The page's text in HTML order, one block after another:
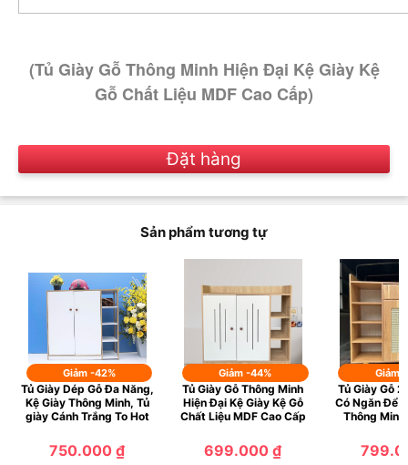
(Tủ Giày Gỗ Thông Minh Hiện Đại Kệ Giày Kệ
Gỗ Chất Liệu MDF Cao Cấp)
Đặt hàng
Sản phẩm tương tự
Giảm -42%
Tủ Giày Dép Gỗ Đa Năng,
Kệ Giày Thông Minh, Tủ
giày Cánh Trắng To Hot
750.000 ₫
Giảm -44%
Tủ Giày Gỗ Thông Minh
Hiện Đại Kệ Giày Kệ Gỗ
Chất Liệu MDF Cao Cấp
699.000 ₫
Giảm
Tủ Giày Gỗ
Có Ngăn Để
Thông